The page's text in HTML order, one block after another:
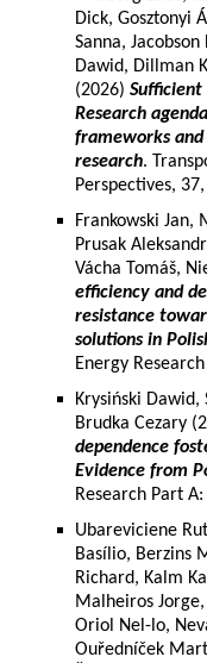
Dick, Gosztonyi
Sanna,
Dawid, Dillman
(2026)
Research
frameworks
research.
Perspectives,
Frankowski Jan,
Prusak
Vácha Tomáš,
efficiency and
resistance
solutions in
Energy
Krysiński Dawid,
Brudka Cezary
dependence
Evidence from
Research Part
Ubareviciene
Basílio, Berzins
Richard, Kalm
Malheiros
Oriol Nel-lo,
Ouředníček